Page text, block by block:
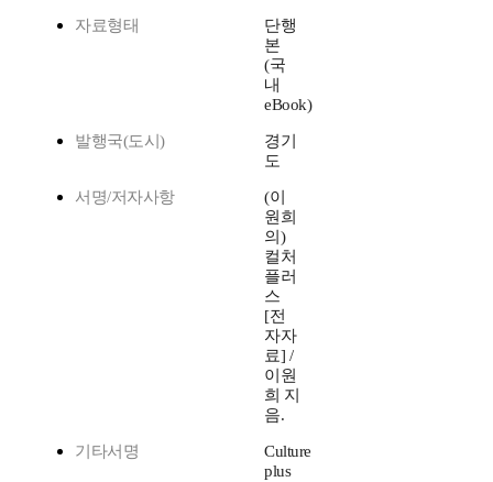
자료형태
단행
본
(국
내
eBook)
발행국(도시)
경기
도
서명/저자사항
(이
원희
의)
컬처
플러
스
[전
자자
료] /
이원
희 지
음.
기타서명
Culture
plus